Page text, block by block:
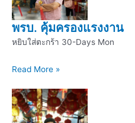
พรบ. คุ้มครองแรงงาน
หยิบใส่ตะกร้า 30-Days Mon
Read More »